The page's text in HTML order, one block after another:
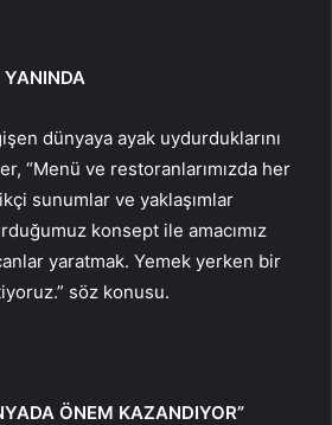
dünyaya ayak uydurduklarını
“Menü ve restoranlarımızda her
sunumlar ve yaklaşımlar
konsept ile amacımız
yaratmak. Yemek yerken bir
söz konusu.
ÖNEM KAZANDIYOR”